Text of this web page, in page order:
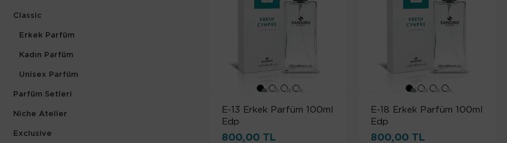
Classic
Erkek Parfüm
Kadın Parfüm
Unisex Parfüm
Parfüm Setleri
Niche Atelier
Exclusive
E-13 Erkek Parfüm 100ml
Edp
800,00 TL
E-18 Erkek Parfüm 100ml
Edp
800,00 TL